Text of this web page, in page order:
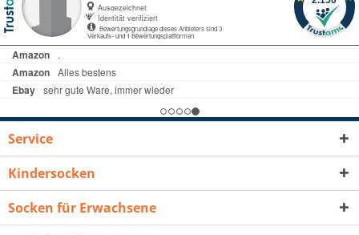
Service
Kindersocken
Socken für Erwachsene